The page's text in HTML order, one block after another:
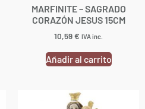
MARFINITE – SAGRADO
CORAZÓN JESUS 15CM
10,59€ IVA inc.
Añadir al carrito